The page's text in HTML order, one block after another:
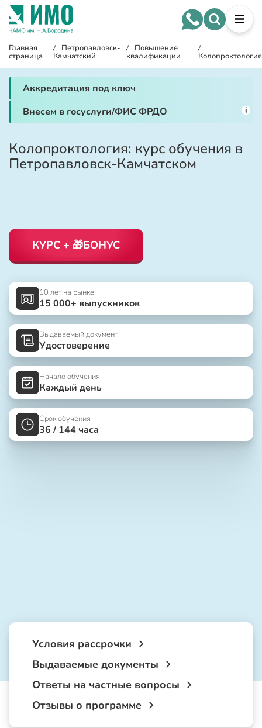
Главная
страница
/ Петропавловск-
Камчатский
/ Повышение
квалификации
/
Колопроктология
Аккредитация под ключ
Внесем в госуслуги/ФИС ФРДО
i
Колопроктология: курс обучения в
Петропавловск-Камчатском
КУРС + 🎁БОНУС
10 лет на рынке
15 000+ выпускников
Выдаваемый документ
Удостоверение
Начало обучения
Каждый день
Срок обучения
36 / 144 часа
Условия рассрочки
Выдаваемые документы
Ответы на частные вопросы
Отзывы о программе